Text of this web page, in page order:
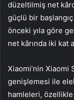
düzeltilmiş net
güçlü bir
önceki yıla göre
net kârında iki kat
Xiaomi’nin Xiaomi
genişlemesi ile
hamleleri,